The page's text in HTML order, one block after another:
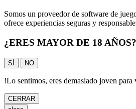
Somos un proveedor de software de
ofrece experiencias seguras y
¿ERES MAYOR DE 18 AÑOS?
SÍ NO
!Lo sentimos, eres demasiado joven para
CERRAR